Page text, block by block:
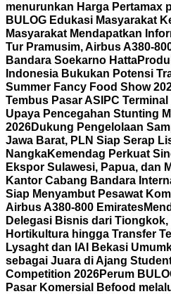
menurunkan Harga Pertamax
BULOG Edukasi Masyarakat
Masyarakat Mendapatkan
Tur Pramusim, Airbus A380-
Bandara Soekarno Hatta
Indonesia Bukukan Potensi
Summer Fancy Food Show
Tembus Pasar AS IPC
Upaya Pencegahan Stunting
2026Dukung Pengelolaan
Jawa Barat, PLN Siap Serap
NangkaKemendag Perkuat
Ekspor Sulawesi, Papua, dan
Kantor Cabang Bandara
Siap Menyambut Pesawat
Airbus A380-800 Emirates
Delegasi Bisnis dari
Hortikultura hingga Transfer
Lysaght dan IAI Bekasi
sebagai Juara di Ajang
Competition 2026Perum
Pasar Komersial Befood